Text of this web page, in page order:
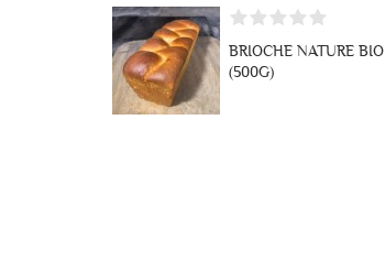
BRIOCHE NATURE BIO
(500G)